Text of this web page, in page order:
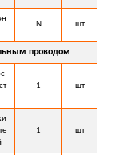
N шт
проводом
1 шт
1 шт